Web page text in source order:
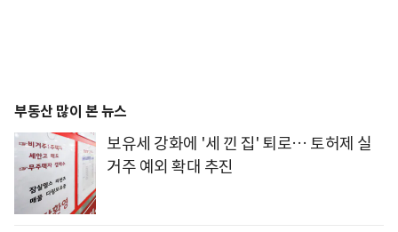
부동산 많이 본 뉴스
보유세 강화에 '세 낀 집' 퇴로… 토허제 실
거주 예외 확대 추진